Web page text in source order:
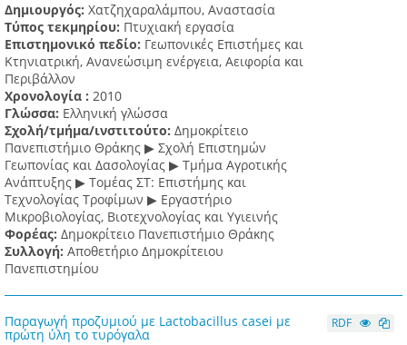
Δημιουργός: Χατζηχαραλάμπου, Αναστασία
Τύπος τεκμηρίου: Πτυχιακή εργασία
Επιστημονικό πεδίο: Γεωπονικές Επιστήμες και
Κτηνιατρική, Ανανεώσιμη ενέργεια, Αειφορία και
Περιβάλλον
Χρονολογία : 2010
Γλώσσα: Ελληνική γλώσσα
Σχολή/τμήμα/ινστιτούτο: Δημοκρίτειο
Πανεπιστήμιο Θράκης ▶ Σχολή Επιστημών
Γεωπονίας και Δασολογίας ▶ Τμήμα Αγροτικής
Ανάπτυξης ▶ Τομέας ΣΤ: Επιστήμης και
Τεχνολογίας Τροφίμων ▶ Εργαστήριο
Μικροβιολογίας, Βιοτεχνολογίας και Υγιεινής
Φορέας: Δημοκρίτειο Πανεπιστήμιο Θράκης
Συλλογή: Αποθετήριο Δημοκρίτειου
Πανεπιστημίου
Παραγωγή προζυμιού με Lactobacillus casei με
πρώτη ύλη το τυρόγαλα
RDF